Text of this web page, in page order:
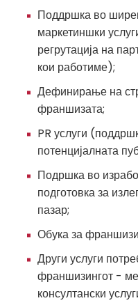
Поддршка во
маркетиншки
регрутација на
кои работиме);
Дефинирање на
франшизата;
PR услуги
потенцијалната
Подршка во
подготовка за
пазар;
Обука за
Други услуги
франшизингот -
консултански